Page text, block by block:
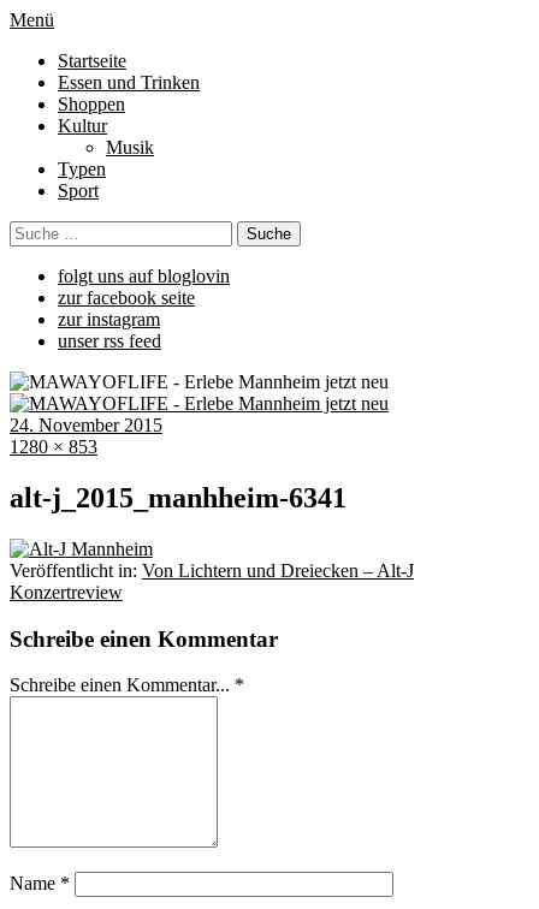
Menü
Startseite
Essen und Trinken
Shoppen
Kultur
Musik
Typen
Sport
folgt uns auf bloglovin
zur facebook seite
zur instagram
unser rss feed
24. November 2015
1280 × 853
alt-j_2015_manhheim-6341
Veröffentlicht in: Von Lichtern und Dreiecken – Alt-J
Konzertreview
Schreibe einen Kommentar
Schreibe einen Kommentar... *
Name *